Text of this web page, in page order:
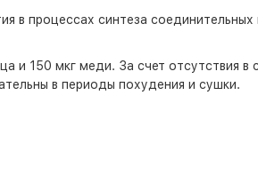
в процессах синтеза
и 150 мкг меди. За счет отсутствия в
в периоды похудения и сушки.